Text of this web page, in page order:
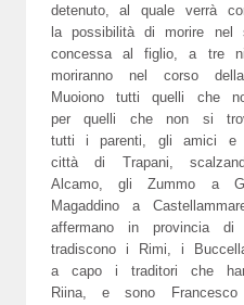
detenuto, al quale verrà
la possibilità di morire
concessa al figlio, a tre
moriranno nel corso
Muoiono tutti quelli che
per quelli che non si
tutti i parenti, gli amici e
città di Trapani,
Alcamo, gli Zummo a
Magaddino a
affermano in provincia
tradiscono i Rimi, i
a capo i traditori che
Riina, e sono Francesco